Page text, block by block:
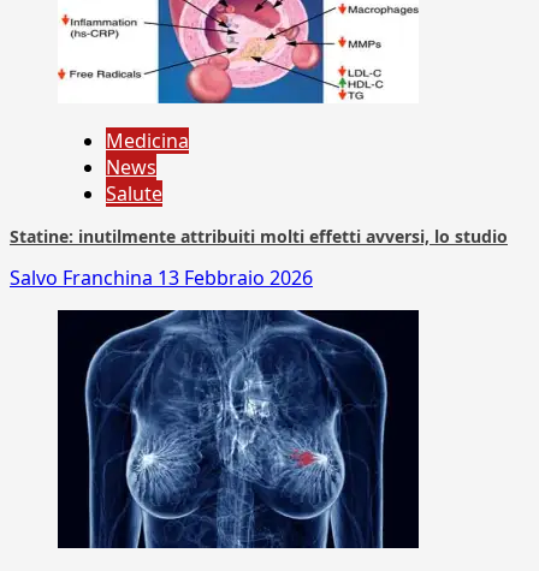
Medicina
News
Salute
Statine: inutilmente attribuiti molti effetti avversi, lo studio
Salvo Franchina 13 Febbraio 2026